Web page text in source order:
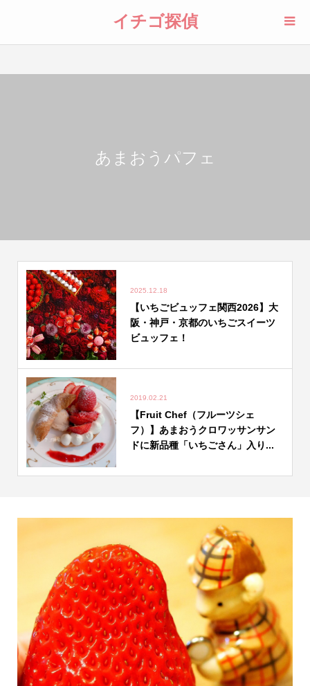
イチゴ探偵
あまおうパフェ
2025.12.18
【いちごビュッフェ関西2026】大
阪・神戸・京都のいちごスイーツ
ビュッフェ！
2019.02.21
【Fruit Chef（フルーツシェ
フ）】あまおうクロワッサンサン
ドに新品種「いちごさん」入り...